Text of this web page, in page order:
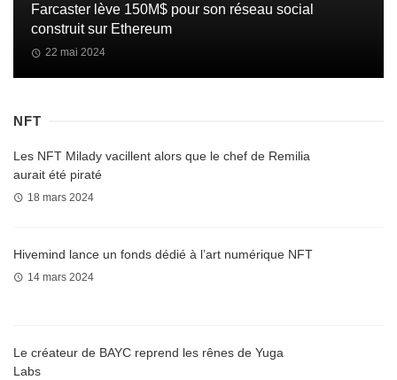
Farcaster lève 150M$ pour son réseau social
construit sur Ethereum
22 mai 2024
NFT
Les NFT Milady vacillent alors que le chef de Remilia
aurait été piraté
18 mars 2024
Hivemind lance un fonds dédié à l’art numérique NFT
14 mars 2024
Le créateur de BAYC reprend les rênes de Yuga
Labs